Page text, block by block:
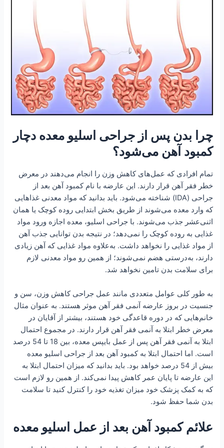
چرا بدن پس از جر‌احی ا‌سلیو معده دچار
کمبود آهن می‌شود؟
تمام افرادی که عمل‌های کاهش وزن را انجام می‌دهند در معرض
خطر فقر آهن قرار دارند. این عارضه با نام کمبود آهن بعد از
جراحی (IDA) شناخته می‌شود. باید بدانید که مواد معدنی غذاهایی
که وارد معده می‌شوند از طریق بخش ابتدایی روده کوچک یا همان
اثنی‌عشر جذب می‌شوند. با جراحی اسلیو، معده اجازه ورود مواد
غذایی به روده کوچک را نمی‌دهد؛ در نتیجه بدن توانایی جذب آهن
از مواد غذایی را نخواهد داشت. به‌علاوه مواد غذایی که آهن زیادی
دارند، به‌درستی هضم نمی‌شوند؛ از همین رو مواد معدنی لازم
برای سلامت بدن تامین نخواهد شد.
به طور کلی عوامل متعددی مانند عمل جراحی کاهش وزن، سن و
جنسیت در بروز عارضه آنمی فقر آهن موثر هستند. به عنوان مثال
خانم‌هایی که در دوره قاعدگی خود هستند، بیشتر از آقایان در
معرض خطر ابتلا به آنمی فقر آهن قرار دارند. در مجموع احتمال
ابتلا به آنمی فقر آهن پس از عمل بایپس معده، بین 18 تا 54 درصد
است. اما احتمال ابتلا به کمبود آهن بعد از جراحی اسلیو معده
بیش از 54 درصد خواهد بود. باید بدانید که میزان احتمال ابتلا به
این عارضه تا پایان عمر کاهش پیدا نمی‌کند. از همین رو لازم است
که به کمک پزشک خود میزان تغذیه خود را کنترل کنید تا سلامت
بدن شما حفظ شود.
علائم کمبود آ‌هن بعد از عمل ا‌‌سلیو معده